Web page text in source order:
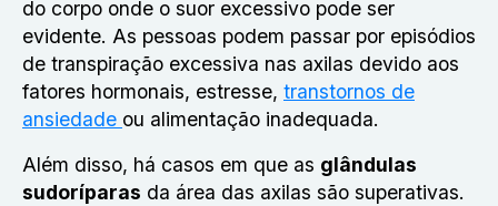
do corpo onde o suor excessivo pode ser
evidente. As pessoas podem passar por episódios
de transpiração excessiva nas axilas devido aos
fatores hormonais, estresse, transtornos de
ansiedade ou alimentação inadequada.
Além disso, há casos em que as glândulas
sudoríparas da área das axilas são superativas.